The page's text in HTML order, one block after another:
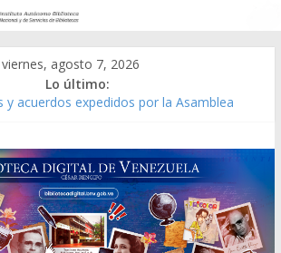
viernes, agosto 7, 2026
Lo último:
y acuerdos expedidos por la Asamblea
[material gráfico]
República de Venezuela año CXXXIII Mes V,
de 2006 N° 38.394
de obras de Modesta Bor